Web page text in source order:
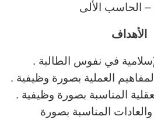
– الحاسب الألى
الأهداف
في نفوس الطالبة .
العملية بصورة وظيفية .
المناسبة بصورة وظيفية .
والعادات المناسبة بصورة